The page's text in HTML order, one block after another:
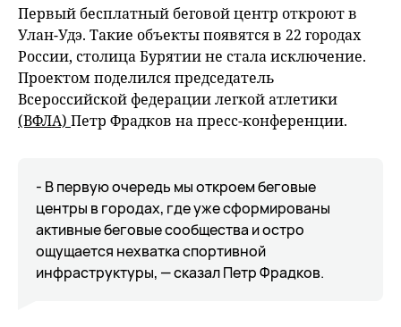
Первый бесплатный беговой центр откроют в
Улан-Удэ. Такие объекты появятся в 22 городах
России, столица Бурятии не стала исключение.
Проектом поделился председатель
Всероссийской федерации легкой атлетики
(ВФЛА) Петр Фрадков на пресс-конференции.
- В первую очередь мы откроем беговые
центры в городах, где уже сформированы
активные беговые сообщества и остро
ощущается нехватка спортивной
инфраструктуры, — сказал Петр Фрадков.